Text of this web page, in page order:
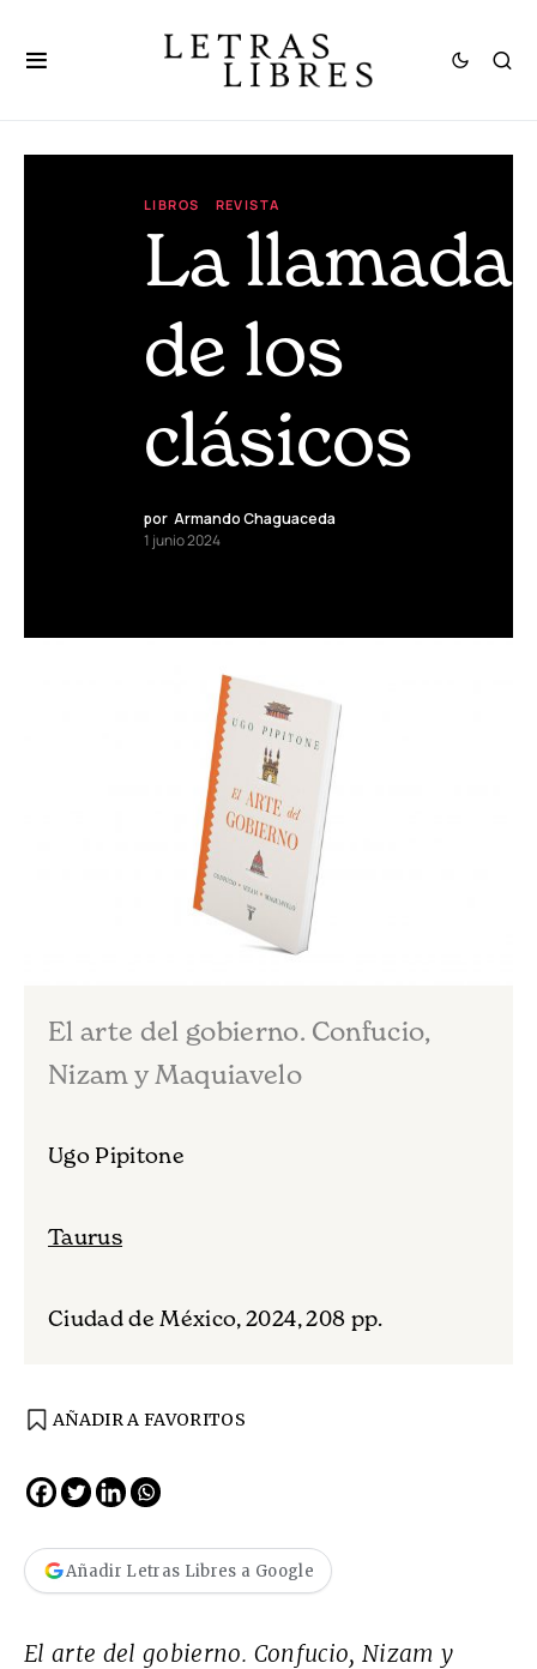
LIBROS REVISTA
La llamada
de los
clásicos
por Armando Chaguaceda
1 junio 2024
El arte del gobierno. Confucio,
Nizam y Maquiavelo
Ugo Pipitone
Taurus
Ciudad de México, 2024, 208 pp.
AÑADIR A FAVORITOS
Añadir Letras Libres a Google
El arte del gobierno. Confucio, Nizam y